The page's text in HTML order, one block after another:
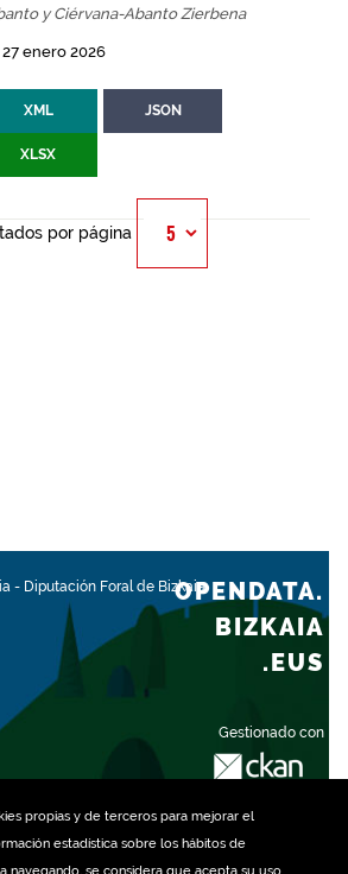
propias y de terceros para mejorar el
estadística sobre los hábitos de
y Ciérvana-Abanto Zierbena
enero 2026
XML JSON
XLSX
por página
- Diputación Foral de Bizkaia
Gestionado con
OPENDATA.
BIZKAIA
.EUS